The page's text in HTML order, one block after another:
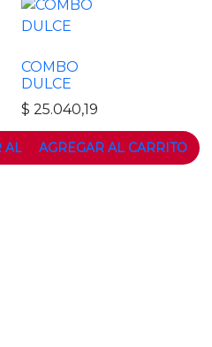
COMBO
DULCE
$ 25.040,19